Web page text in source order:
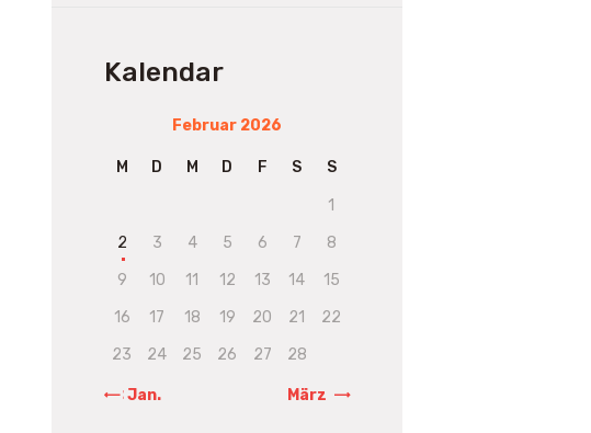
Kalendar
Februar 2026
M D M D F S S
1
2
3 4 5 6 7
8
9
10 11 12 13 14
15
16
17 18 19 20 21
22
23
24 25 26 27 28
« Jan. März »